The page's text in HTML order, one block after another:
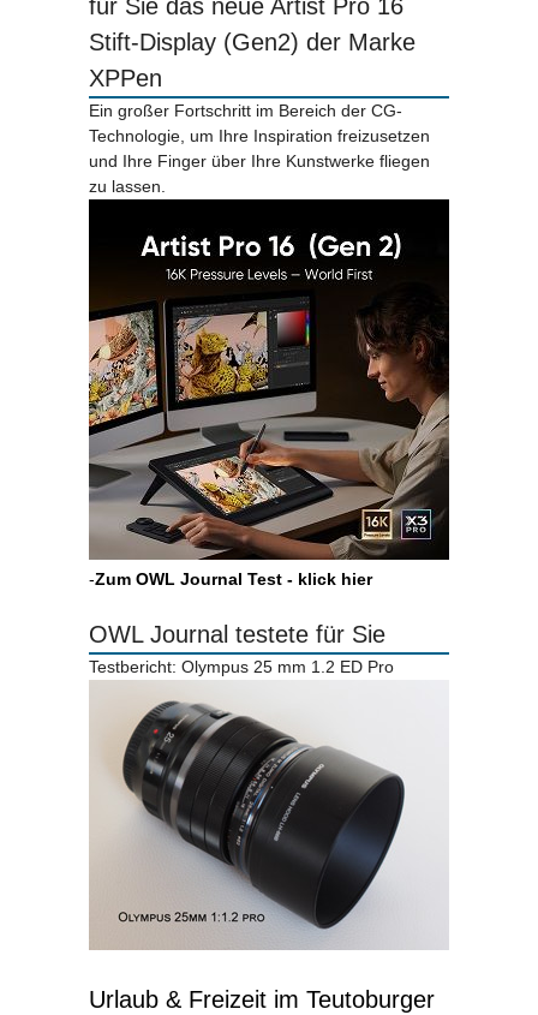
für Sie das neue Artist Pro 16
Stift-Display (Gen2) der Marke
XPPen
Ein großer Fortschritt im Bereich der CG-
Technologie, um Ihre Inspiration freizusetzen
und Ihre Finger über Ihre Kunstwerke fliegen
zu lassen.
-Zum OWL Journal Test - klick hier
OWL Journal testete für Sie
Testbericht: Olympus 25 mm 1.2 ED Pro
Urlaub & Freizeit im Teutoburger